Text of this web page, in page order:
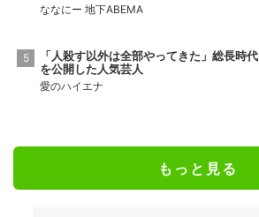
ななにー 地下ABEMA
「人殺す以外は全部やってきた」総長時代
を公開した人気芸人
愛のハイエナ
もっと見る